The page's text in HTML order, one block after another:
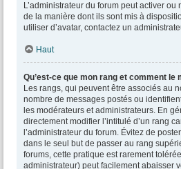
L’administrateur du forum peut activer
de la manière dont ils sont mis à
utiliser d’avatar, contactez un
Haut
Qu’est-ce que mon rang et comment le
Les rangs, qui peuvent être associés au
nombre de messages postés ou
les modérateurs et administrateurs. En
directement modifier l’intitulé d’un rang
l’administrateur du forum. Évitez de
dans le seul but de passer au rang
forums, cette pratique est rarement
administrateur) peut facilement abaisser